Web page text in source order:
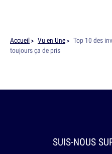
Accueil Vu en Une
Top 10 des
toujours ça de pris
SUIS-NOUS